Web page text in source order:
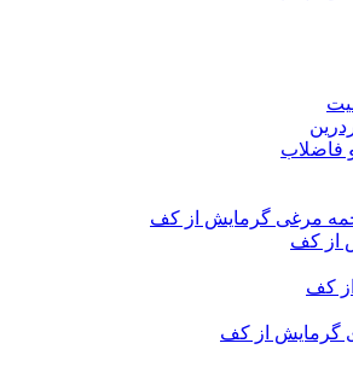
فاضلاب
مرغی گرمایش از کف
از کف
گرمایش از کف